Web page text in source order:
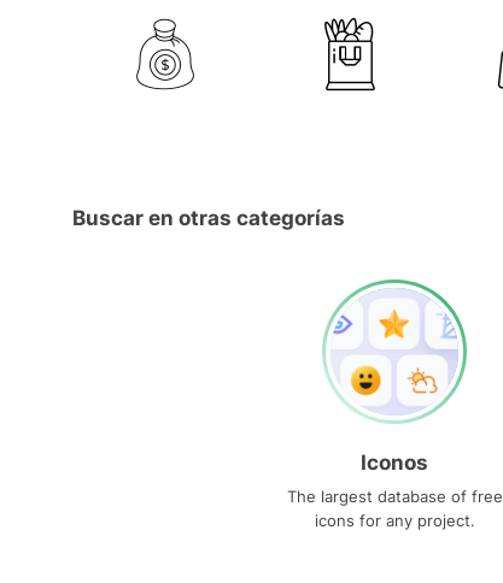
Buscar en otras categorías
Iconos
The largest database of free
icons for any project.